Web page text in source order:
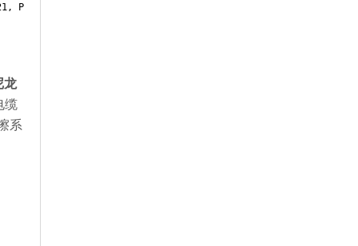
P
龙
缆
系